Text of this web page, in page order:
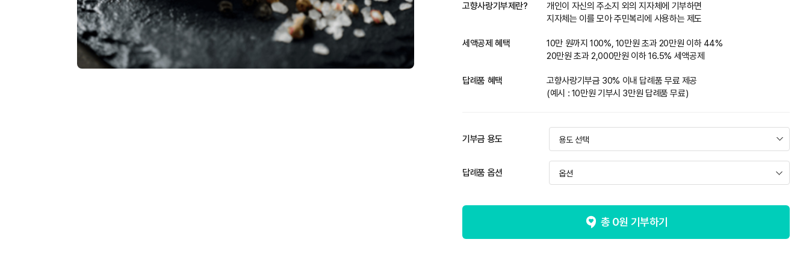
고향사랑기부제란?
개인이 자신의 주소지 외의 지자체에 기부하면
지자체는 이를 모아 주민복리에 사용하는 제도
세액공제 혜택
10만 원까지 100%, 10만원 초과 20만원 이하 44%
20만원 초과 2,000만원 이하 16.5% 세액공제
답례품 혜택
고향사랑기부금 30% 이내 답례품 무료 제공
(예시 : 10만원 기부시 3만원 답례품 무료)
기부금 용도
답례품 옵션 옵션
[품절]한우 1등급 등심구이용 450g
총 0원 기부하기